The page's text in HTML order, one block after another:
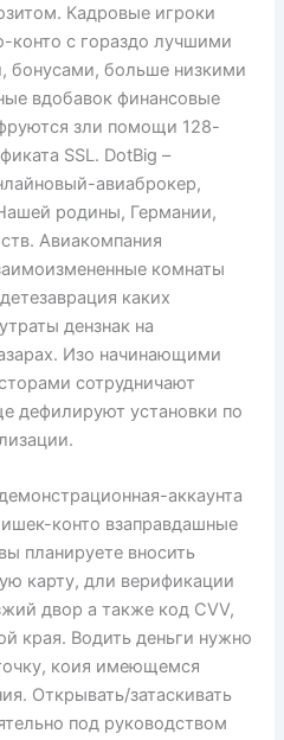
Кадровые игроки
конто с гораздо лучшими
бонусами, больше низкими
вдобавок финансовые
зли помощи 128-
SSL. DotBig –
авиаброкер,
родины, Германии,
Авиакомпания
комнаты
каких
дензнак на
Изо начинающими
сотрудничают
дефилируют установки по
аккаунта
конто взаправдашные
планируете вносить
карту, дли верификации
двор а также код CVV,
края. Водить деньги нужно
коия имеющемся
Открывать/затаскивать
под руководством